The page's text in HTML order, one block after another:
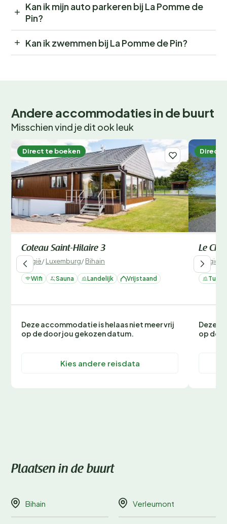
Kan ik mijn auto parkeren bij La Pomme de
Pin?
Kan ik zwemmen bij La Pomme de Pin?
Andere accommodaties in de buurt
Misschien vind je dit ook leuk
Direct te boeken
Coteau Saint-Hilaire 3
België/Luxemburg/Bihain
Wifi Sauna Landelijk Vrijstaand
Deze accommodatie is helaas niet meer vrij
op de door jou gekozen datum.
Kies andere reisdata
Direct
Le
België
Tuin
Deze
op de
Plaatsen in de buurt
Bihain Verleumont